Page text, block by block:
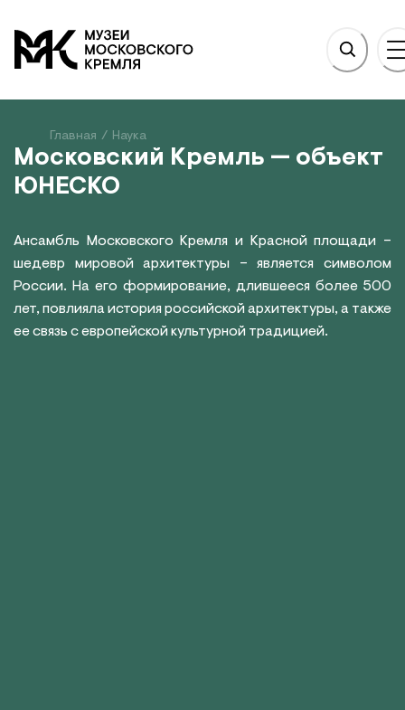
На главную
Главная / Наука
Московский Кремль — объект
ЮНЕСКО
Ансамбль Московского Кремля и Красной площади –
шедевр мировой архитектуры – является символом
России. На его формирование, длившееся более 500
лет, повлияла история российской архитектуры, а также
ее связь с европейской культурной традицией.